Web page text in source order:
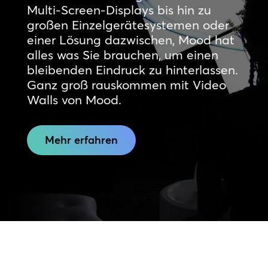
Multi-Screen-Displays bis hin zu
großen Einzelgerätesystemen oder
einer Lösung dazwischen, Mood hat
alles was Sie brauchen, um einen
bleibenden Eindruck zu hinterlassen.
Ganz groß rauskommen mit Video
Walls von Mood.
Mehr erfahren